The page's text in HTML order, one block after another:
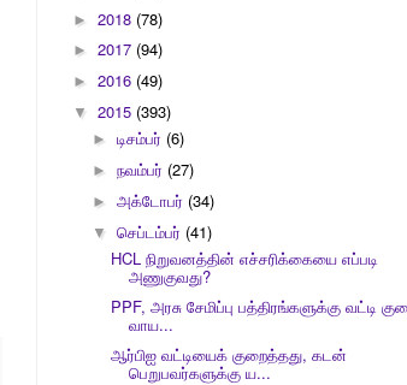
► 2018 (78)
► 2017 (94)
► 2016 (49)
▼ 2015 (393)
► டிசம்பர் (6)
► நவம்பர் (27)
► அக்டோபர் (34)
▼ செப்டம்பர் (41)
HCL நிறுவனத்தின் எச்சரிக்கையை எப்படி
அணுகுவது?
PPF, அரசு சேமிப்பு பத்திரங்களுக்கு வட்டி
வாய...
ஆர்பிஐ வட்டியைக் குறைத்தது, கடன்
பெறுபவர்களுக்கு ய...